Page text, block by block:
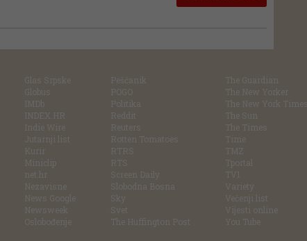
Glas Srpske
Globus
IMDb
INDEX.HR
Indie Wire
Jutarnji list
Kurir
Miniclip
net.hr
Nezavisne
News Google
Newsweek
Oslobođenje
Pešćanik
POGO
Politika
Reddit
Reuters
Rotten Tomatoes
RTRS
RTS
Screen Daily
Slobodna Bosna
Sky
Svet
The Huffington Post
The Guardian
The New Yorker
The New York Times
The Sun
The Times
Time
TMZ
Tportal
TV1
Variety
Večenji list
Vijesti online
You Tube